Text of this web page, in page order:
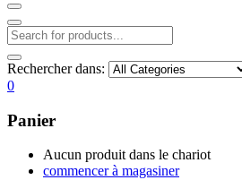
Rechercher dans:
0
Panier
Aucun produit dans le chariot
commencer à magasiner